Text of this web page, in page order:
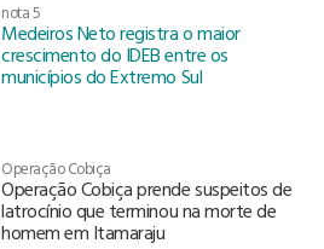
nota 5
Medeiros Neto registra o maior
crescimento do IDEB entre os
municípios do Extremo Sul
Operação Cobiça
Operação Cobiça prende suspeitos de
latrocínio que terminou na morte de
homem em Itamaraju